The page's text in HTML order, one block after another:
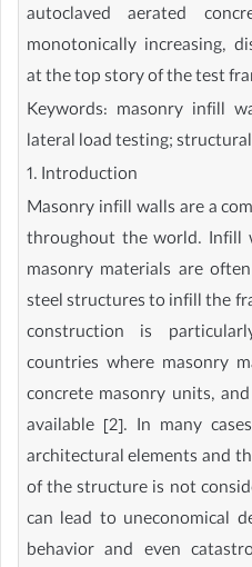
autoclaved aerated
monotonically increasing,
at the top story of the test
Keywords: masonry infill
lateral load testing;
1. Introduction
Masonry infill walls are a
throughout the world. Infill
masonry materials are
steel structures to infill the
construction is
countries where masonry
concrete masonry units,
available [2]. In many
architectural elements and
of the structure is not
can lead to uneconomical
behavior and even